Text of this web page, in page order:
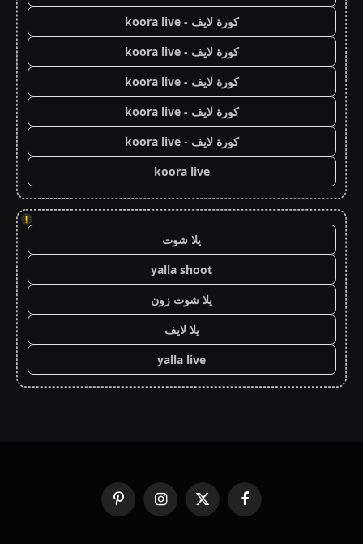
كورة لايف - koora live
كورة لايف - koora live
كورة لايف - koora live
كورة لايف - koora live
كورة لايف - koora live
koora live
!
يلا شوت
yalla shoot
يلا شوت زون
يلا لايف
yalla live
فيسبوك
X
(Twitter)
الانستغرامبينتيريست